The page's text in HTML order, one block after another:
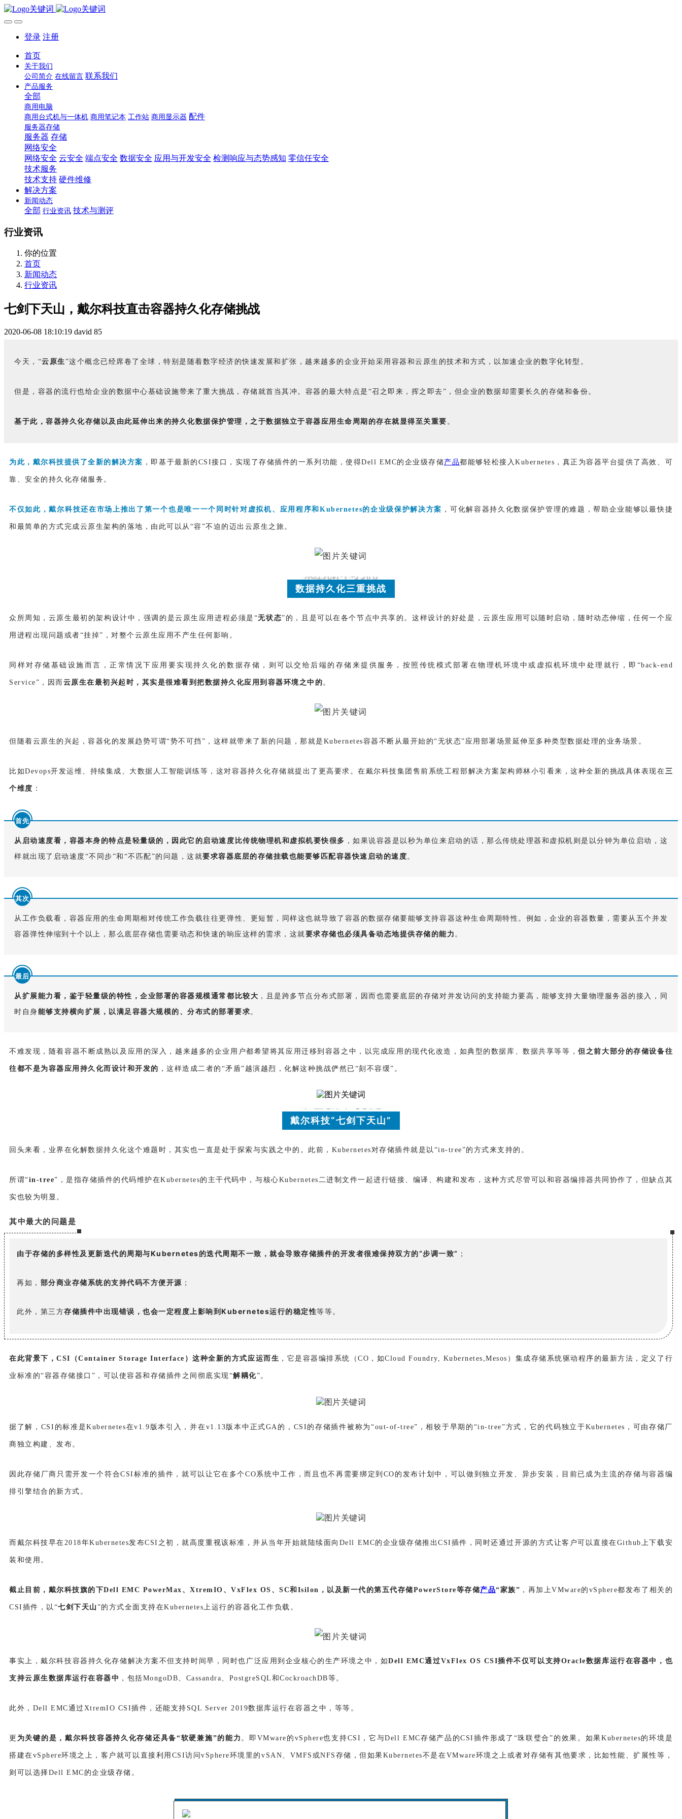
登录 注册
首页
关于我们
公司简介 在线留言 联系我们
产品服务
全部
商用电脑
商用台式机与一体机 商用笔记本 工作站 商用显示器 配件
服务器存储
服务器 存储
网络安全
网络安全 云安全 端点安全 数据安全 应用与开发安全 检测响应与态势感知 零信任安全
技术服务
技术支持 硬件维修
解决方案
新闻动态
全部 行业资讯 技术与测评
行业资讯
你的位置
首页
新闻动态
行业资讯
七剑下天山，戴尔科技直击容器持久化存储挑战
2020-06-08 18:10:19 david 85
今天，“云原生”这个概念已经席卷了全球，特别是随着数字经济的快速发展和扩张，越来越多的企业开始采用容器和云原生的技术和方式，以加速企业的数字化转型。
但是，容器的流行也给企业的数据中心基础设施带来了重大挑战，存储就首当其冲。容器的最大特点是“召之即来，挥之即去”，但企业的数据却需要长久的存储和备份。
基于此，容器持久化存储以及由此延伸出来的持久化数据保护管理，之于数据独立于容器应用生命周期的存在就显得至关重要 。
为此，戴尔科技提供了全新的解决方案 ，即基于最新的CSI接口，实现了存储插件的一系列功能，使得Dell EMC的企业级存储产品都能够轻松接入Kubernetes，真正为容器平台提供了高效、可
靠、安全的持久化存储服务。
不仅如此，戴尔科技还在市场上推出了第一个也是唯一一个同时针对虚拟机、应用程序和Kubernetes的企业级保护解决方案 ，可化解容器持久化数据保护管理的难题，帮助企业能够以最快捷
和最简单的方式完成云原生架构的落地，由此可以从“容”不迫的迈出云原生之旅。
数据持久化三重挑战
众所周知，云原生最初的架构设计中，强调的是云原生应用进程必须是“无状态”的，且是可以在各个节点中共享的。这样设计的好处是，云原生应用可以随时启动，随时动态伸缩，任何一个应
用进程出现问题或者“挂掉”，对整个云原生应用不产生任何影响。
同样对存储基础设施而言，正常情况下应用要实现持久化的数据存储，则可以交给后端的存储来提供服务，按照传统模式部署在物理机环境中或虚拟机环境中处理就行，即“back-end
Service”，因而 云原生在最初兴起时，其实是很难看到把数据持久化应用到容器环境之中的。
但随着云原生的兴起，容器化的发展趋势可谓“势不可挡”，这样就带来了新的问题，那就是Kubernetes容器不断从最开始的“无状态”应用部署场景延伸至多种类型数据处理的业务场景。
比如Devops开发运维、持续集成、大数据人工智能训练等，这对容器持久化存储就提出了更高要求。在戴尔科技集团售前系统工程部解决方案架构师林小引看来，这种全新的挑战具体表现在三
个维度 ：
首先
从启动速度看 ，容器本身的特点是轻量级的，因此它的启动速度比传统物理机和虚拟机要快很多 ，如果说容器是以秒为单位来启动的话，那么传统处理器和虚拟机则是以分钟为单位启动，这
样就出现了启动速度“不同步”和“不匹配”的问题，这就要求容器底层的存储挂载也能要够匹配容器快速启动的速度。
其次
从工作负载看 ，容器应用的生命周期相对传统工作负载往往更弹性、更短暂，同样这也就导致了容器的数据存储要能够支持容器这种生命周期特性。例如，企业的容器数量，需要从五个并发
容器弹性伸缩到十个以上，那么底层存储也需要动态和快速的响应这样的需求，这就要求存储也必须具备动态地提供存储的能力 。
最后
从扩展能力看 ，鉴于轻量级的特性，企业部署的容器规模通常都比较大 ，且是跨多节点分布式部署，因而也需要底层的存储对并发访问的支持能力要高，能够支持大量物理服务器的接入，同
时自身能够支持横向扩展，以满足容器大规模的、分布式的部署要求 。
不难发现，随着容器不断成熟以及应用的深入，越来越多的企业用户都希望将其应用迁移到容器之中，以完成应用的现代化改造，如典型的数据库、数据共享等等，但之前大部分的存储设备往
往都不是为容器应用持久化而设计和开发的 ，这样造成二者的“矛盾”越演越烈，化解这种挑战俨然已“刻不容缓”。
戴尔科技“七剑下天山”
回头来看，业界在化解数据持久化这个难题时，其实也一直是处于探索与实践之中的。此前，Kubernetes对存储插件就是以“in-tree”的方式来支持的。
所谓“in-tree”，是指存储插件的代码维护在Kubernetes的主干代码中，与核心Kubernetes二进制文件一起进行链接、编译、构建和发布，这种方式尽管可以和容器编排器共同协作了，但缺点其
实也较为明显。
其中最大的问题是
由于存储的多样性及更新迭代的周期与Kubernetes的迭代周期不一致，就会导致存储插件的开发者很难保持双方的“步调一致” ；
再如， 部分商业存储系统的支持代码不方便开源 ；
此外，第三方存储插件中出现错误，也会一定程度上影响到Kubernetes运行的稳定性等等。
在此背景下，CSI（Container Storage Interface）这种全新的方式应运而生 ，它是容器编排系统（CO，如Cloud Foundry, Kubernetes,Mesos）集成存储系统驱动程序的最新方法，定义了行
业标准的“容器存储接口”，可以使容器和存储插件之间彻底实现“解耦化”。
据了解，CSI的标准是Kubernetes在v1.9版本引入，并在v1.13版本中正式GA的，CSI的存储插件被称为“out-of-tree”，相较于早期的“in-tree”方式，它的代码独立于Kubernetes，可由存储厂
商独立构建、发布。
因此存储厂商只需开发一个符合CSI标准的插件，就可以让它在多个CO系统中工作，而且也不再需要绑定到CO的发布计划中， 可以 做到独立开发、异步安装，目前已成为主流的存储与容器编
排引擎结合的新方式 。
而戴尔科技早在2018年Kubernetes发布CSI之初，就高度重视该标准，并从当年开始就陆续面向Dell EMC的企业级存储推出CSI插件，同时还通过开源的方式让客户可以直接在Github上下载安
装和使用。
截止目前，戴尔科技旗的下Dell EMC PowerMax、XtremIO、VxFlex OS、SC和Isilon，以及新一代的第五代存储PowerStore等存储产品“家族” ，再加上VMware的vSphere都发布了相关的
CSI插件 ， 以“七剑下天山 ”的方式全面支持在Kubernetes上运行的容器化工作负载 。
事实上，戴尔科技容器持久化存储解决方案不但支持时间早，同时也广泛应用到企业核心的生产环境之中，如Dell EMC通过VxFlex OS CSI插件不仅可以支持Oracle数据库运行在容器中，也
支持云原生数据库运行在容器中 ，包括MongoDB、Cassandra、PostgreSQL和CockroachDB等。
此外，Dell EMC通过XtremIO CSI插件，还能支持SQL Server 2019数据库运行在容器之中，等等。
更 为关键的是，戴尔科技容器持久化存储还具备“软硬兼施”的能力 。即VMware的vSphere也支持CSI，它与Dell EMC存储产品的CSI插件形成了“珠联璧合”的效果。如果Kubernetes的环境是
搭建在vSphere环境之上 ， 客户就可以直接利用CSI访问vSphere环境里的vSAN、VMFS或NFS存储，但如果Kubernetes不是在VMware环境之上或者对存储有其他要求，比如性能、扩展性等，
则可以选择Dell EMC的企业级存储 。